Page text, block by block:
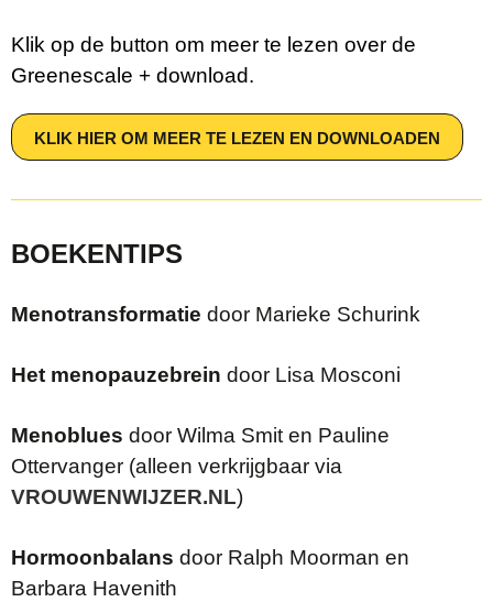
Klik op de button om meer te lezen over de
Greenescale + download.
KLIK HIER OM MEER TE LEZEN EN DOWNLOADEN
BOEKENTIPS
Menotransformatie door Marieke Schurink
Het menopauzebrein door Lisa Mosconi
Menoblues door Wilma Smit en Pauline
Ottervanger (alleen verkrijgbaar via
VROUWENWIJZER.NL)
Hormoonbalans door Ralph Moorman en
Barbara Havenith